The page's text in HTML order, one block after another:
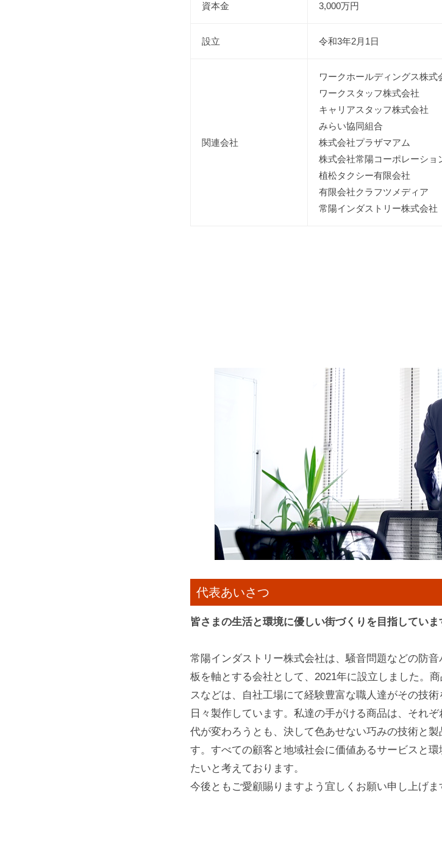
資本金 3,000万円
設立 令和3年2月1日
関連会社
ワークホールディングス株式
ワークスタッフ株式会社
キャリアスタッフ株式会社
みらい協同組合
株式会社プラザマアム
株式会社常陽コーポレーショ
植松タクシー有限会社
有限会社クラフツメディア
常陽インダストリー株式会社
代表あいさつ
皆さまの生活と環境に優しい街づくりを目指していま
常陽インダストリー株式会社は、騒音問題などの防
板を軸とする会社として、2021年に設立しました。
スなどは、自社工場にて経験豊富な職人達がその技
日々製作しています。私達の手がける商品は、それ
代が変わろうとも、決して色あせない巧みの技術と
す。すべての顧客と地域社会に価値あるサービスと
たいと考えております。
今後ともご愛顧賜りますよう宜しくお願い申し上げま